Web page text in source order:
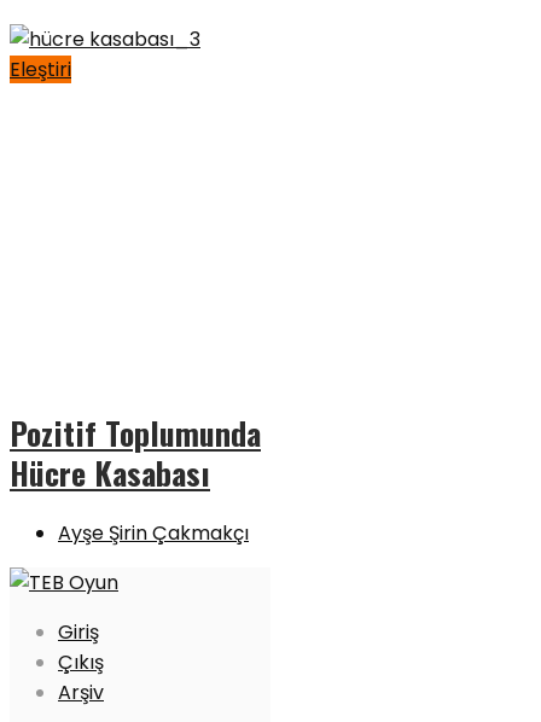
Eleştiri
Pozitif Toplumunda
Hücre Kasabası
Ayşe Şirin Çakmakçı
Giriş
Çıkış
Arşiv